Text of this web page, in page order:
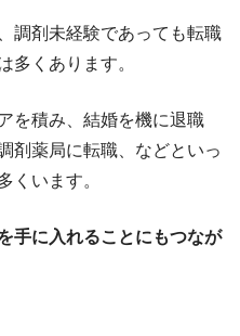
調剤未経験であっても転職
多くあります。
を積み、結婚を機に退職
剤薬局に転職、などといっ
くいます。
手に入れることにもつなが